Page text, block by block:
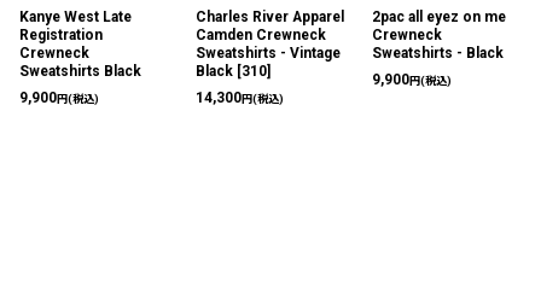
Kanye West Late
Registration
Crewneck
Sweatshirts Black
9,900円(税込)
Charles River Apparel
Camden Crewneck
Sweatshirts - Vintage
Black [310]
14,300円(税込)
2pac all eyez on me
Crewneck
Sweatshirts - Black
9,900円(税込)